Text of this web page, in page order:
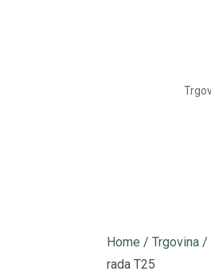
Home /Trgovina /
rada T25